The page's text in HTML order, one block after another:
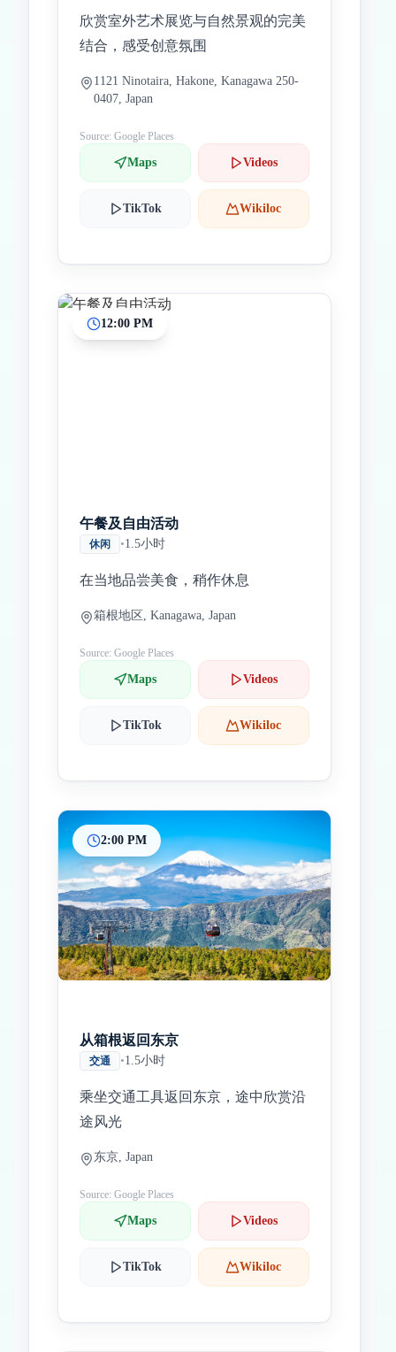
欣赏室外艺术展览与自然景观的完美
结合，感受创意氛围
1121 Ninotaira, Hakone, Kanagawa 250-
0407, Japan
Source: Google Places
Maps Videos
TikTok Wikiloc
12:00 PM
午餐及自由活动
休闲 •1.5小时
在当地品尝美食，稍作休息
箱根地区, Kanagawa, Japan
Source: Google Places
Maps Videos
TikTok Wikiloc
2:00 PM
从箱根返回东京
交通 •1.5小时
乘坐交通工具返回东京，途中欣赏沿
途风光
东京, Japan
Source: Google Places
Maps Videos
TikTok Wikiloc